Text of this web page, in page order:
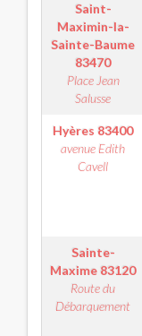
Saint-
Maximin-la-
Sainte-Baume
83470
Place Jean
Salusse
Hyères 83400
avenue Edith
Cavell
Sainte-
Maxime 83120
Route du
Débarquement